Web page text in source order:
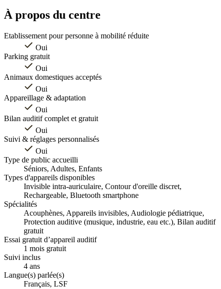
À propos du centre
Etablissement pour personne à mobilité réduite
Oui
Parking gratuit
Oui
Animaux domestiques acceptés
Oui
Appareillage & adaptation
Oui
Bilan auditif complet et gratuit
Oui
Suivi & réglages personnalisés
Oui
Type de public accueilli
Séniors, Adultes, Enfants
Types d'appareils disponibles
Invisible intra-auriculaire, Contour d'oreille discret,
Rechargeable, Bluetooth smartphone
Spécialités
Acouphènes, Appareils invisibles, Audiologie pédiatrique,
Protection auditive (musique, industrie, eau etc.), Bilan auditif
gratuit
Essai gratuit d’appareil auditif
1 mois gratuit
Suivi inclus
4 ans
Langue(s) parlée(s)
Français, LSF